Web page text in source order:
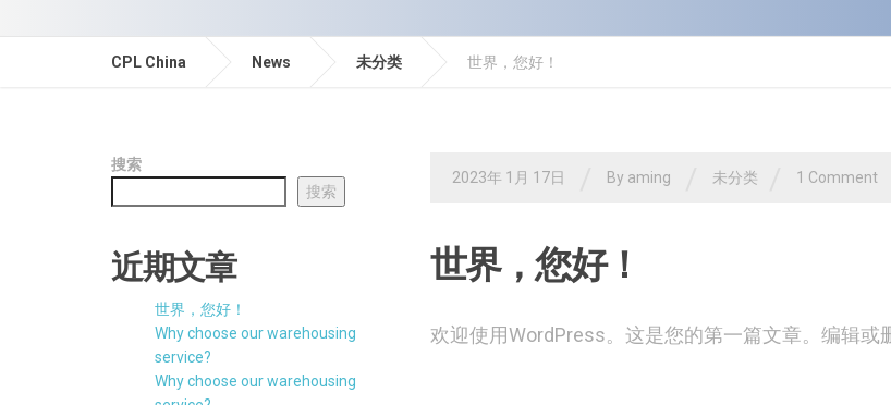
CPL China News 未分类 世界，您好！
2023年 1月 17日 By aming 未分类 1 Comment
世界，您好！
欢迎使用WordPress。这是您的第一篇文章。编辑或
搜索
搜索
近期文章
世界，您好！
Why choose our warehousing
service?
Why choose our warehousing